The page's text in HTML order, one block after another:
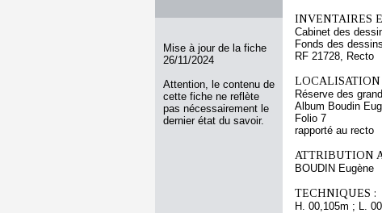
Mise à jour de la fiche
26/11/2024
Attention, le contenu de
cette fiche ne reflète
pas nécessairement le
dernier état du savoir.
INVENTAIRES
Cabinet des
Fonds des
RF 21728, Recto
LOCALISATION
Réserve des
Album Boudin
Folio 7
rapporté au recto
ATTRIBUTION
BOUDIN Eugène
TECHNIQUES :
H. 00,105m ; L.